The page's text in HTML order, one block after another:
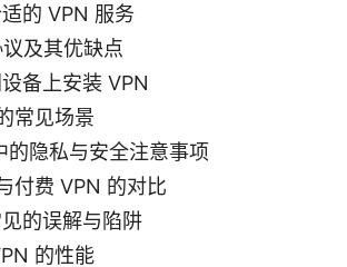
的 VPN 服务
及其优缺点
备上安装 VPN
常见场景
的隐私与安全注意事项
付费 VPN 的对比
的误解与陷阱
的性能